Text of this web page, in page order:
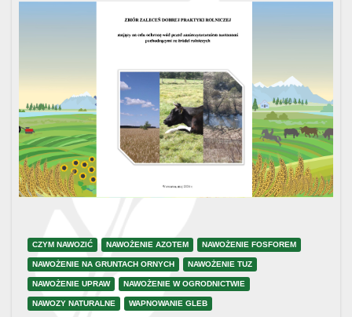
CZYM NAWOZIĆ NAWOŻENIE AZOTEM NAWOŻENIE FOSFOREM
NAWOŻENIE NA GRUNTACH ORNYCH NAWOŻENIE TUZ
NAWOŻENIE UPRAW NAWOŻENIE W OGRODNICTWIE
NAWOZY NATURALNE WAPNOWANIE GLEB